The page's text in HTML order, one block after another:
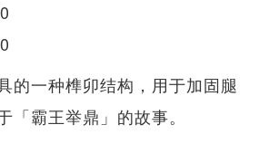
的一种榫卯结构，用于加固腿
「霸王举鼎」的故事。